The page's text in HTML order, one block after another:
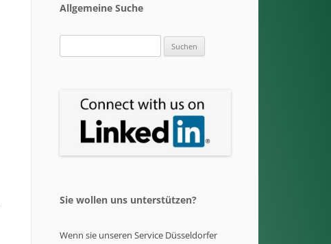
Allgemeine Suche
nach:
Sie wollen uns unterstützen?
Wenn sie unseren Service Düsseldorfer